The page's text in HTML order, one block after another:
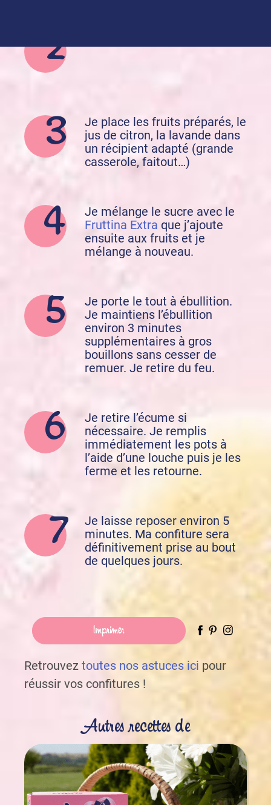
Retrouvez toutes nos astuces ici pour
réussir vos confitures !
Imprimer
Je place les fruits préparés, le
jus de citron, la lavande dans
un récipient adapté (grande
casserole, faitout…)
Je mélange le sucre avec le
Fruttina Extra que j’ajoute
ensuite aux fruits et je
mélange à nouveau.
Je porte le tout à ébullition.
Je maintiens l’ébullition
environ 3 minutes
supplémentaires à gros
bouillons sans cesser de
remuer. Je retire du feu.
Je retire l’écume si
nécessaire. Je remplis
immédiatement les pots à
l’aide d’une louche puis je les
ferme et les retourne.
Je laisse reposer environ 5
minutes. Ma confiture sera
définitivement prise au bout
de quelques jours.
Autres recettes de